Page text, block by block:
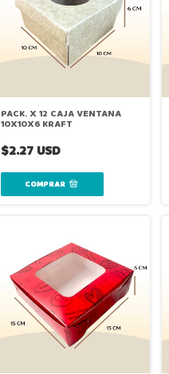
PACK. X 12 CAJA VENTANA
10X10X6 KRAFT
$2.27 USD